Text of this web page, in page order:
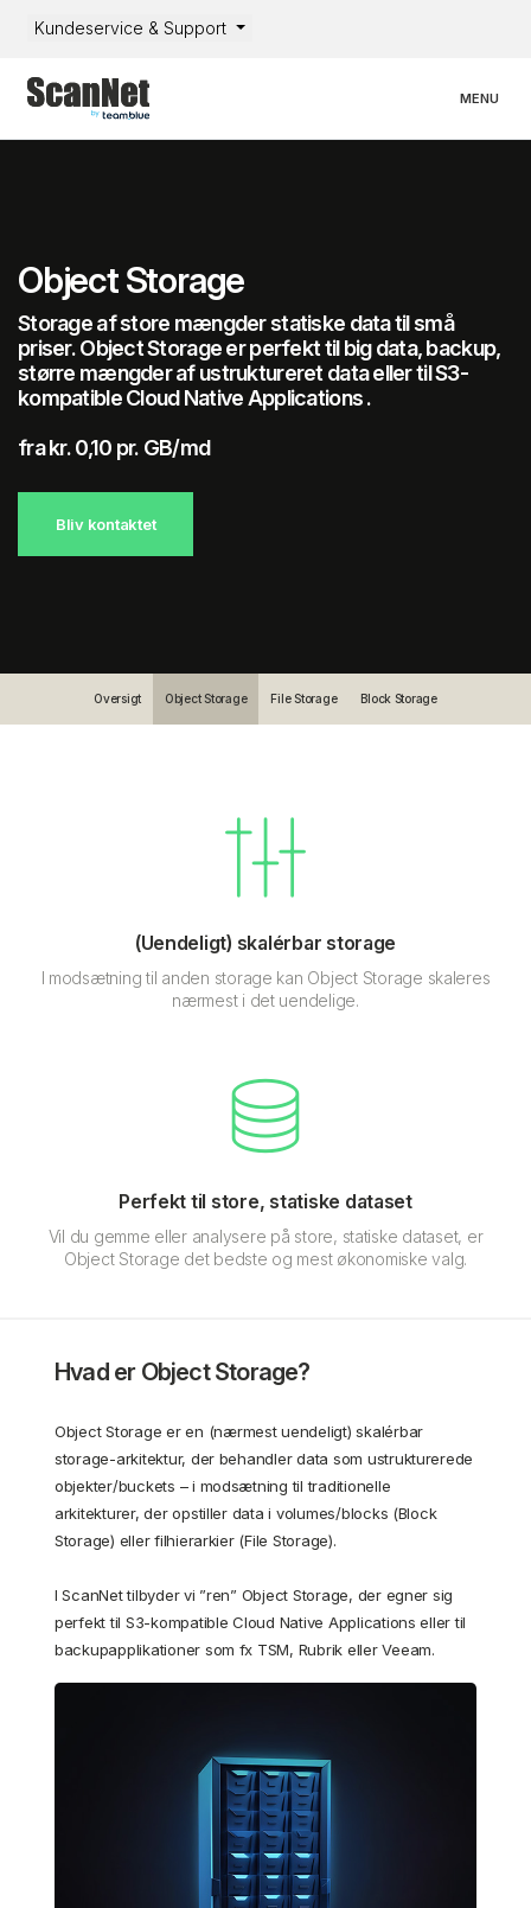
Kundeservice & Support
Toggle
MENU
Object Storage
Storage af store mængder statiske data til små
priser. Object Storage er perfekt til big data, backup,
større mængder af ustruktureret data eller til S3-
kompatible Cloud Native Applications .
fra kr. 0,10 pr. GB/md
Bliv kontaktet
Oversigt Object Storage File Storage Block Storage
(Uendeligt) skalérbar storage
I modsætning til anden storage kan Object Storage skaleres
nærmest i det uendelige.
Perfekt til store, statiske dataset
Vil du gemme eller analysere på store, statiske dataset, er
Object Storage det bedste og mest økonomiske valg.
Hvad er Object Storage?
Object Storage er en (nærmest uendeligt) skalérbar
storage-arkitektur, der behandler data som ustrukturerede
objekter/buckets – i modsætning til traditionelle
arkitekturer, der opstiller data i volumes/blocks (Block
Storage) eller filhierarkier (File Storage).
I ScanNet tilbyder vi ”ren” Object Storage, der egner sig
perfekt til S3-kompatible Cloud Native Applications eller til
backupapplikationer som fx TSM, Rubrik eller Veeam.